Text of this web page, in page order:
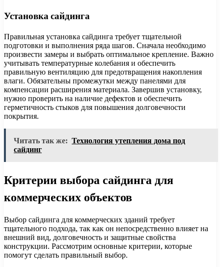
Установка сайдинга
Правильная установка сайдинга требует тщательной
подготовки и выполнения ряда шагов. Сначала необходимо
произвести замеры и выбрать оптимальное крепление. Важно
учитывать температурные колебания и обеспечить
правильную вентиляцию для предотвращения накопления
влаги. Обязательны промежутки между панелями для
компенсации расширения материала. Завершив установку,
нужно проверить на наличие дефектов и обеспечить
герметичность стыков для повышения долговечности
покрытия.
Читать так же: Технология утепления дома под
сайдинг
Критерии выбора сайдинга для
коммерческих объектов
Выбор сайдинга для коммерческих зданий требует
тщательного подхода, так как он непосредственно влияет на
внешний вид, долговечность и защитные свойства
конструкции. Рассмотрим основные критерии, которые
помогут сделать правильный выбор.